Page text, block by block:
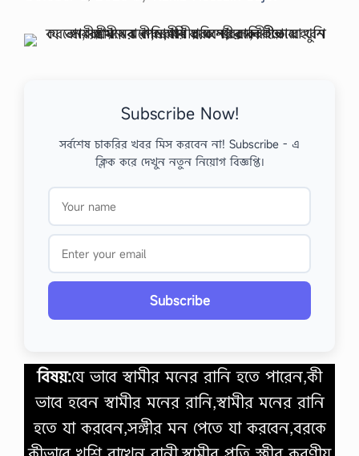
Subscribe Now!
সর্বশেষ চাকরির খবর মিস করবেন না! Subscribe - এ
ক্লিক করে দেখুন নতুন নিয়োগ বিজ্ঞপ্তি।
Subscribe
বিষয়:যে ভাবে স্বামীর মনের রানি হতে পারেন,কী
ভাবে হবেন স্বামীর মনের রানি,স্বামীর মনের রানি
হতে যা করবেন,সঙ্গীর মন পেতে যা করবেন,বরকে